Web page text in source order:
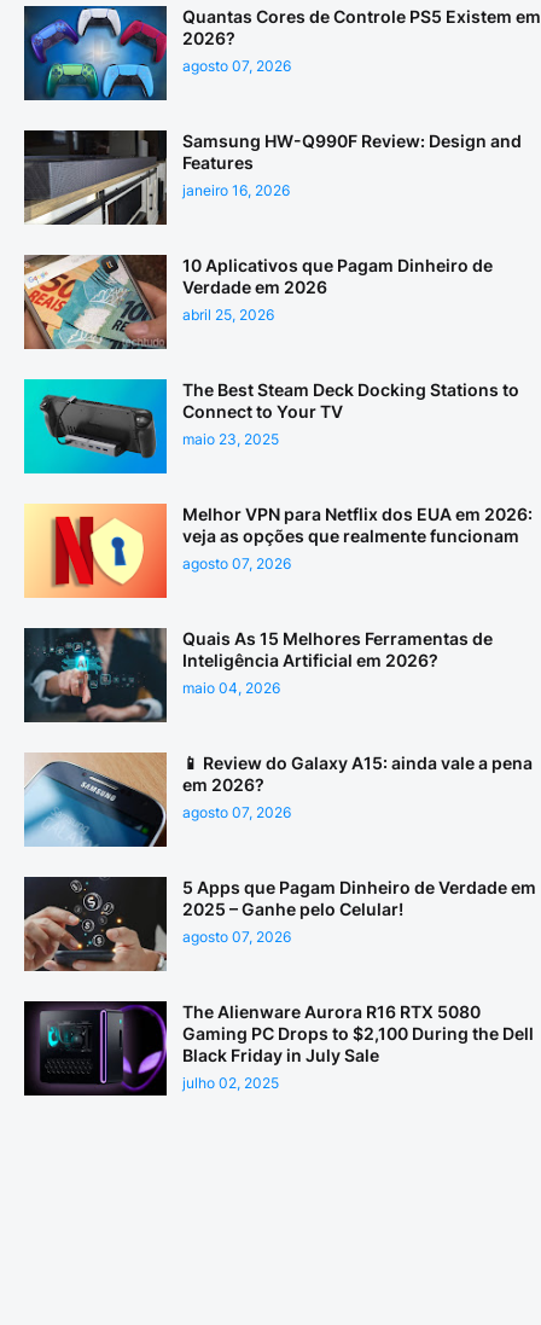
Quantas Cores de Controle PS5 Existem em
2026?
agosto 07, 2026
Samsung HW-Q990F Review: Design and
Features
janeiro 16, 2026
10 Aplicativos que Pagam Dinheiro de
Verdade em 2026
abril 25, 2026
The Best Steam Deck Docking Stations to
Connect to Your TV
maio 23, 2025
Melhor VPN para Netflix dos EUA em 2026:
veja as opções que realmente funcionam
agosto 07, 2026
Quais As 15 Melhores Ferramentas de
Inteligência Artificial em 2026?
maio 04, 2026
📱 Review do Galaxy A15: ainda vale a pena
em 2026?
agosto 07, 2026
5 Apps que Pagam Dinheiro de Verdade em
2025 – Ganhe pelo Celular!
agosto 07, 2026
The Alienware Aurora R16 RTX 5080
Gaming PC Drops to $2,100 During the Dell
Black Friday in July Sale
julho 02, 2025